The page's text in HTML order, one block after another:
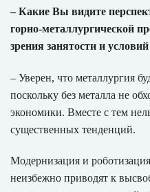
– Какие Вы видите
горно‑металлургической
зрения занятости и условий
– Уверен, что металлургия
поскольку без металла не
экономики. Вместе с тем
существенных тенденций.
Модернизация и
неизбежно приводят к